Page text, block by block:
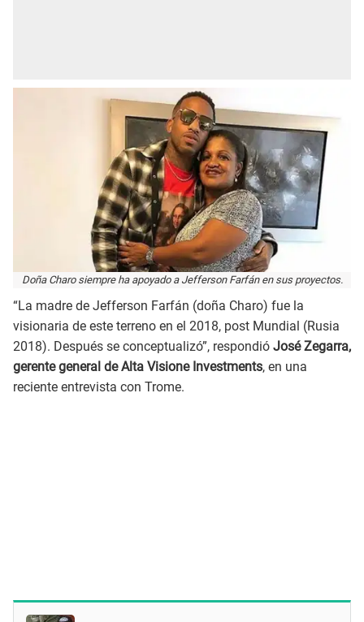
Doña Charo siempre ha apoyado a Jefferson Farfán en sus proyectos.
“La madre de Jefferson Farfán (doña Charo) fue la
visionaria de este terreno en el 2018, post Mundial (Rusia
2018). Después se conceptualizó”, respondió José Zegarra,
gerente general de Alta Visione Investments, en una
reciente entrevista con Trome.